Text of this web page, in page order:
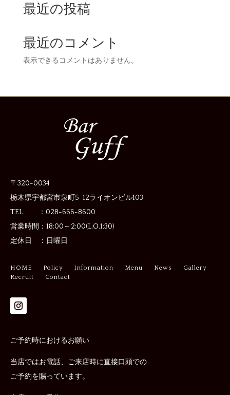
最近の投稿
最近のコメント
表示できるコメントはありません。
〒320-0034
栃木県宇都宮市泉町5-12ライオンビル103
TEL ：028-666-8600
営業時間： 18:00～2:00(L.O.1:30)
定休日 ： 日曜日
HOME Policy Information Menu News
Gallery
Recruit
Contact
ご予約時におけるお願い
当店ではお電話、ご来店時に直接口頭での
ご予約を賜っています。